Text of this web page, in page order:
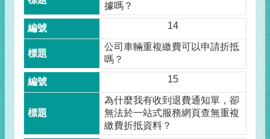
據嗎？
14
公司車輛重複繳費可以申請折抵
嗎？
15
為什麼我有收到退費通知單，卻
無法於一站式服務網頁查無重複
繳費折抵資料？